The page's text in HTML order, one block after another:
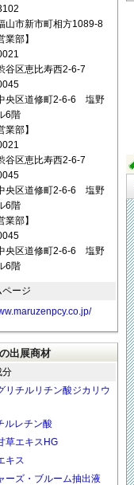
山市新市町相方1089-8
業部】
谷区恵比寿西2-6-7
央区道修町2-6-6 塩野
6階
業部】
谷区恵比寿西2-6-7
央区道修町2-6-6 塩野
6階
業部】
央区道修町2-6-6 塩野
6階
ージ
出展商材
分
リチルリチン酸ジカリウ
ルレチン酸
草エキスHG
キス
ーズ・ブルーム抽出液